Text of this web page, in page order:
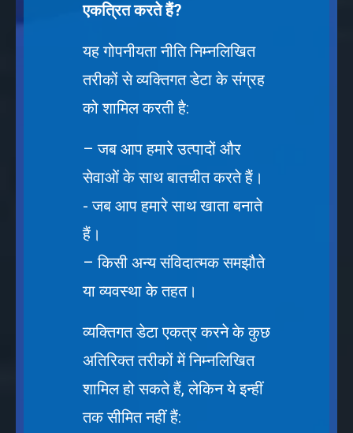
एकत्रित करते हैं?
यह गोपनीयता नीति निम्नलिखित
तरीकों से व्यक्तिगत डेटा के संग्रह
को शामिल करती है:
– जब आप हमारे उत्पादों और
सेवाओं के साथ बातचीत करते हैं।
- जब आप हमारे साथ खाता बनाते
हैं।
– किसी अन्य संविदात्मक समझौते
या व्यवस्था के तहत।
व्यक्तिगत डेटा एकत्र करने के कुछ
अतिरिक्त तरीकों में निम्नलिखित
शामिल हो सकते हैं, लेकिन ये इन्हीं
तक सीमित नहीं हैं: